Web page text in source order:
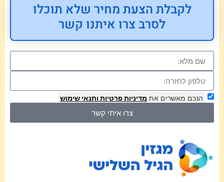
לקבלת הצעת מחיר שלא תוכלו
לסרב צרו איתנו קשר
הנכם מאשרים את מדיניות פרטיות ותנאי שימוש
צרו איתי קשר